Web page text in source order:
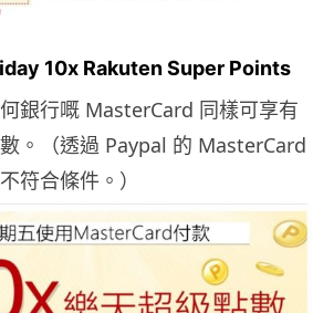
10x Rakuten Super Points
銀行嘅 MasterCard 同樣可享有
。（透過 Paypal 的 MasterCard
符合條件。）